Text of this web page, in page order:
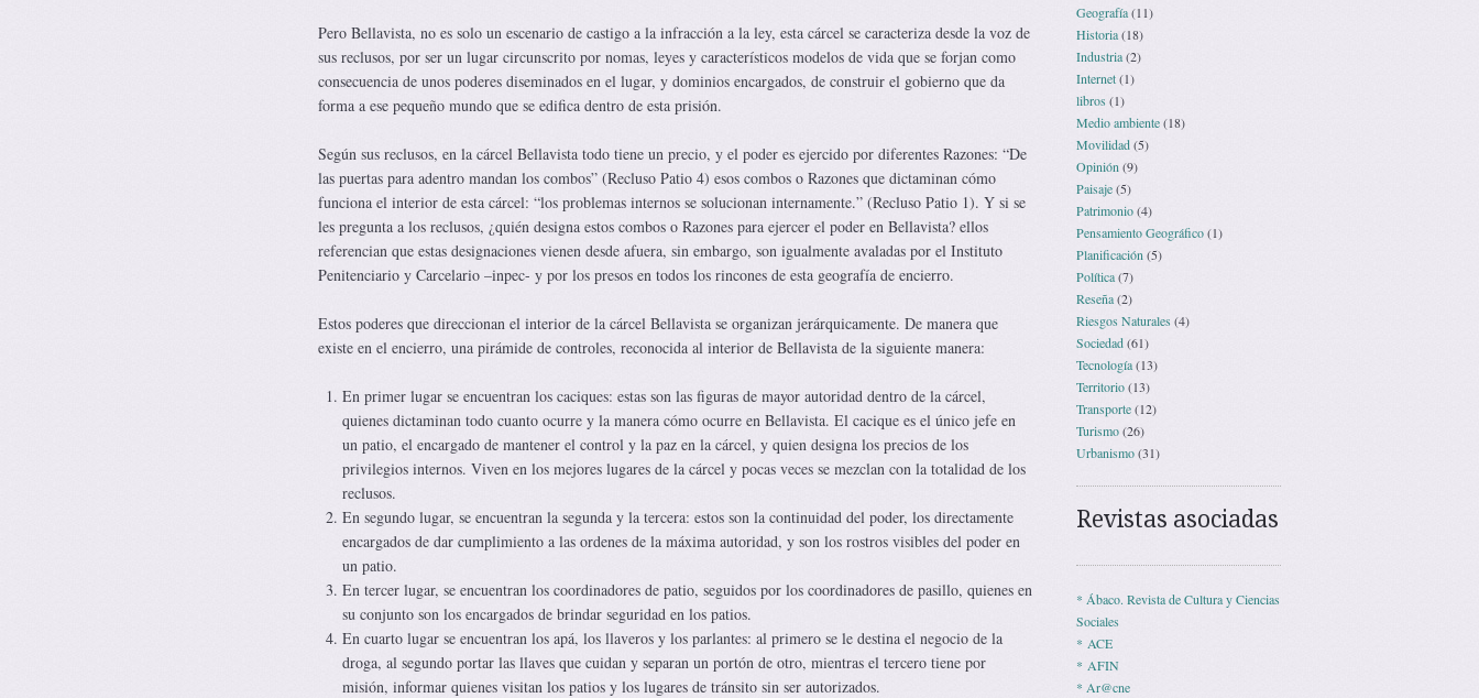
Pero Bellavista, no es solo un escenario de castigo a la infracción a la ley, esta cárcel se caracteriza desde la voz de
sus reclusos, por ser un lugar circunscrito por nomas, leyes y característicos modelos de vida que se forjan como
consecuencia de unos poderes diseminados en el lugar, y dominios encargados, de construir el gobierno que da
forma a ese pequeño mundo que se edifica dentro de esta prisión.
Según sus reclusos, en la cárcel Bellavista todo tiene un precio, y el poder es ejercido por diferentes Razones: “De
las puertas para adentro mandan los combos” (Recluso Patio 4) esos combos o Razones que dictaminan cómo
funciona el interior de esta cárcel: “los problemas internos se solucionan internamente.” (Recluso Patio 1). Y si se
les pregunta a los reclusos, ¿quién designa estos combos o Razones para ejercer el poder en Bellavista? ellos
referencian que estas designaciones vienen desde afuera, sin embargo, son igualmente avaladas por el Instituto
Penitenciario y Carcelario –inpec- y por los presos en todos los rincones de esta geografía de encierro.
Estos poderes que direccionan el interior de la cárcel Bellavista se organizan jerárquicamente. De manera que
existe en el encierro, una pirámide de controles, reconocida al interior de Bellavista de la siguiente manera:
En primer lugar se encuentran los caciques: estas son las figuras de mayor autoridad dentro de la cárcel,
quienes dictaminan todo cuanto ocurre y la manera cómo ocurre en Bellavista. El cacique es el único jefe en
un patio, el encargado de mantener el control y la paz en la cárcel, y quien designa los precios de los
privilegios internos. Viven en los mejores lugares de la cárcel y pocas veces se mezclan con la totalidad de los
reclusos.
En segundo lugar, se encuentran la segunda y la tercera: estos son la continuidad del poder, los directamente
encargados de dar cumplimiento a las ordenes de la máxima autoridad, y son los rostros visibles del poder en
un patio.
En tercer lugar, se encuentran los coordinadores de patio, seguidos por los coordinadores de pasillo, quienes en
su conjunto son los encargados de brindar seguridad en los patios.
En cuarto lugar se encuentran los apá, los llaveros y los parlantes: al primero se le destina el negocio de la
droga, al segundo portar las llaves que cuidan y separan un portón de otro, mientras el tercero tiene por
misión, informar quienes visitan los patios y los lugares de tránsito sin ser autorizados.
Geografía(11)
Historia(18)
Industria(2)
Internet(1)
libros(1)
Medio ambiente(18)
Movilidad(5)
Opinión (9)
Paisaje(5)
Patrimonio(4)
Pensamiento Geográfico(1)
Planificación (5)
Política(7)
Reseña(2)
Riesgos Naturales (4)
Sociedad(61)
Tecnología(13)
Territorio(13)
Transporte(12)
Turismo(26)
Urbanismo(31)
Revistas asociadas
* Ábaco. Revista de Cultura y Ciencias
Sociales
* ACE
* AFIN
* Ar@cne